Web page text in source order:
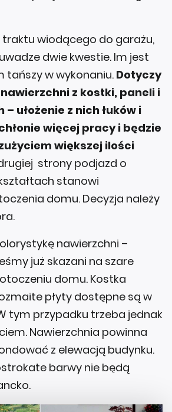
traktu wiodącego do garażu,
dwie kwestie. Im jest
tańszy w wykonaniu. Dotyczy
z kostki, paneli i
ułożenie z nich łuków i
więcej pracy i będzie
większej ilości
strony podjazd o
stanowi
domu. Decyzja należy
nawierzchni –
już skazani na szare
domu. Kostka
płyty dostępne są w
tym przypadku trzeba jednak
Nawierzchnia powinna
z elewacją budynku.
barwy nie będą